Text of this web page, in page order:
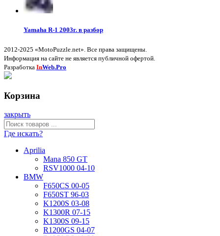
Yamaha R-1 2003г. в разбор
2012-2025 «MotoPuzzle.net». Все права защищены.
Информация на сайте не является публичной офертой.
Разработка InWeb.Pro
Корзина
закрыть
Где искать?
Aprilia
Mana 850 GT
RSV1000 04-10
BMW
F650CS 00-05
F650ST 96-03
K1200S 03-08
K1300R 07-15
K1300S 09-15
R1200GS 04-07